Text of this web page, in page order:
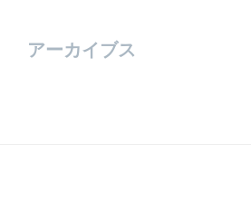
アーカイブス